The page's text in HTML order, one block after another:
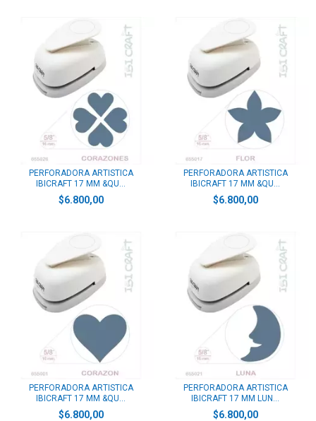
PERFORADORA ARTISTICA
IBICRAFT 17 MM &QU...
$6.800,00
PERFORADORA ARTISTICA
IBICRAFT 17 MM &QU...
$6.800,00
PERFORADORA ARTISTICA
IBICRAFT 17 MM &QU...
$6.800,00
PERFORADORA ARTISTICA
IBICRAFT 17 MM LUN...
$6.800,00